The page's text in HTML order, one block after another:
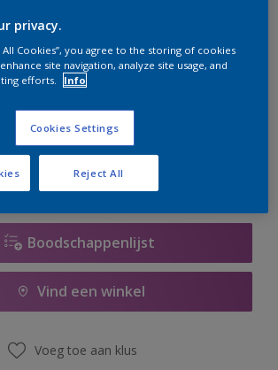
is het niet mogelijk dit product online
de website in de gaten, we werken
de voorraad aan te vullen.
Boodschappenlijst
Vind een winkel
Voeg toe aan klus
privacy.
All Cookies”, you agree to the storing of cookies
site navigation, analyze site usage, and
efforts.
Info
Cookies Settings
Reject All